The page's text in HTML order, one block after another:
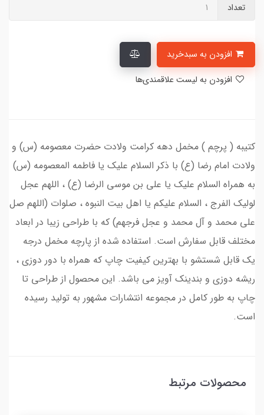
تعداد
کتیبه ( پرچم ) مخمل دهه کرامت ولادت حضرت معصومه (س) و
ولادت امام رضا (ع) با ذکر السلام علیک یا فاطمه المعصومه (س)
به همراه السلام علیک یا علی بن موسی الرضا (ع) ، اللهم عجل
لولیک الفرج ، السلام علیکم یا اهل بیت النبوه ، صلوات (اللهم صل
علی محمد و آل محمد و عجل فرجهم) که با طراحی زیبا در ابعاد
مختلف قابل سفارش است. استفاده شده از پارچه مخمل درجه
یک قابل شستشو با بهترین کیفیت چاپ که همراه با دور دوزی ،
ریشه دوزی و بندینک آویز می باشد. این محصول از طراحی تا
چاپ به طور کامل در مجموعه انتشارات مشهور به تولید رسیده
است.
محصولات مرتبط